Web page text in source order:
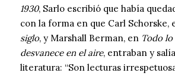
1930, Sarlo escribió que había
con la forma en que Carl Schorske,
siglo, y Marshall Berman, en Todo
desvanece en el aire, entraban y
literatura: “Son lecturas